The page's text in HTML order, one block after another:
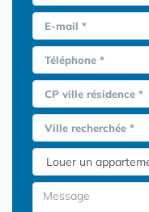
E-mail *
Téléphone *
CP ville résidence *
Ville recherchée *